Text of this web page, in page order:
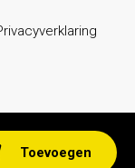
Toevoegen